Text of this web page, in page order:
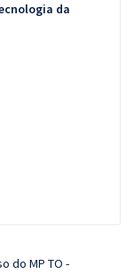
do MP TO -
da